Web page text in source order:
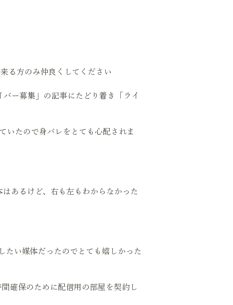
る方のみ仲良くしてください
ー募集」の記事にたどり着き「ライ
いたので身バレをとても心配されま
あるけど、右も左もわからなかった
い媒体だったのでとても嬉しかった
確保のために配信用の部屋を契約し